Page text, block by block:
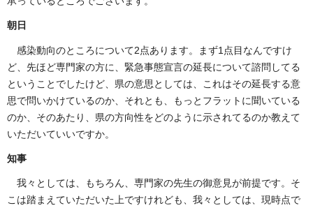
朝日
感染動向のところについて2点あります。まず1点目なんですけ
ど、先ほど専門家の方に、緊急事態宣言の延長について諮問してる
ということでしたけど、県の意思としては、これはその延長する意
思で問いかけているのか、それとも、もっとフラットに聞いている
のか、そのあたり、県の方向性をどのように示されてるのか教えて
いただいていいですか。
知事
我々としては、もちろん、専門家の先生の御意見が前提です。そ
こは踏まえていただいた上ですけれども、我々としては、現時点で